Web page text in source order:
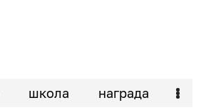
школа
награда